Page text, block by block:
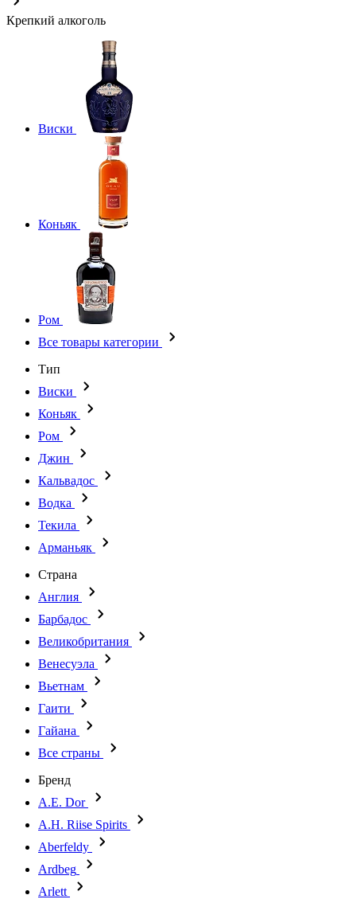
Крепкий алкоголь
Виски
Коньяк
Ром
Все товары категории
Тип
Виски
Коньяк
Ром
Джин
Кальвадос
Водка
Текила
Арманьяк
Страна
Англия
Барбадос
Великобритания
Венесуэла
Вьетнам
Гаити
Гайана
Все страны
Бренд
A.E. Dor
A.H. Riise Spirits
Aberfeldy
Ardbeg
Arlett